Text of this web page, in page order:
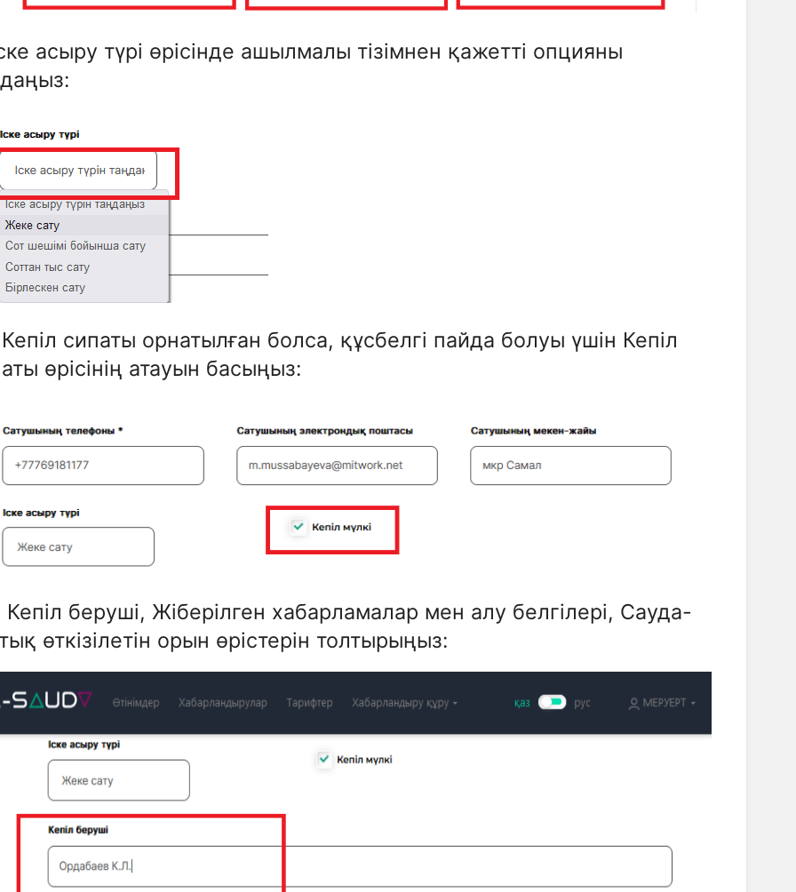
асыру түрі өрісінде ашылмалы тізімнен қажетті опцияны
Кепіл сипаты орнатылған болса, құсбелгі пайда болуы үшін Кепіл
өрісінің атауын басыңыз:
Кепіл беруші, Жіберілген хабарламалар мен алу белгілері, Сауда-
өткізілетін орын өрістерін толтырыңыз: